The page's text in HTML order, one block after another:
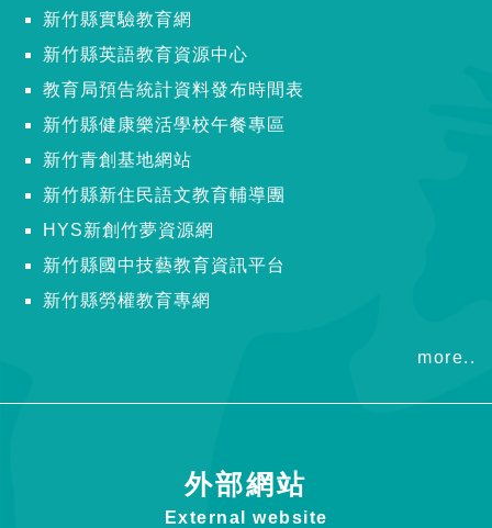
新竹縣實驗教育網
新竹縣英語教育資源中心
教育局預告統計資料發布時間表
新竹縣健康樂活學校午餐專區
新竹青創基地網站
新竹縣新住民語文教育輔導團
HYS新創竹夢資源網
新竹縣國中技藝教育資訊平台
新竹縣勞權教育專網
more..
外部網站
External website